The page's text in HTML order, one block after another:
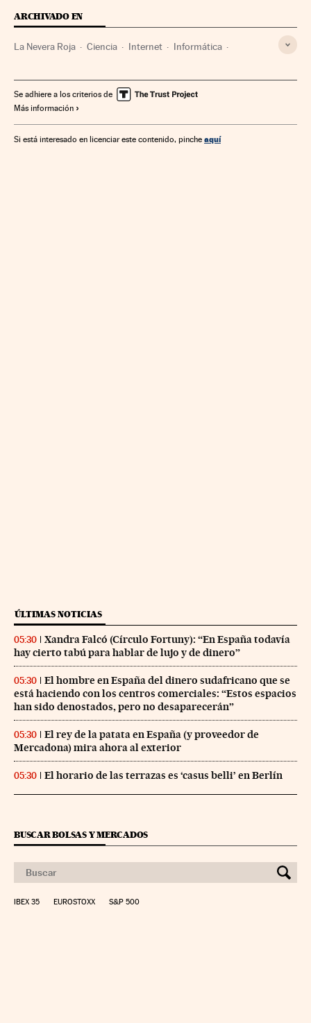
ARCHIVADO EN
La Nevera Roja Ciencia Internet Informática
Comunicaciones Just Eat Empresas
Gastronomía Cultura Turismo Economía
Se adhiere a los criterios de
Más información
Si está interesado en licenciar este contenido, pinche aquí
ÚLTIMAS NOTICIAS
05:30
Xandra Falcó (Círculo Fortuny): “En España todavía
hay cierto tabú para hablar de lujo y de dinero”
05:30
El hombre en España del dinero sudafricano que se
está haciendo con los centros comerciales: “Estos espacios
han sido denostados, pero no desaparecerán”
05:30
El rey de la patata en España (y proveedor de
Mercadona) mira ahora al exterior
05:30 El horario de las terrazas es ‘casus belli’ en Berlín
BUSCAR BOLSAS Y MERCADOS
IBEX 35 EUROSTOXX S&P 500